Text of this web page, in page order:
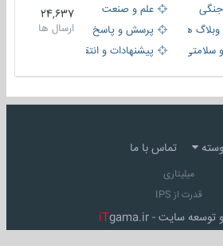
علم و صنعت
ها
پرسش و پاسخ
پیشنهادات و انتقادات
24,637
ارسال ها
تماس با ما
میلیتاری
قدرت از IPS
توسعه سايت - iTgama.ir